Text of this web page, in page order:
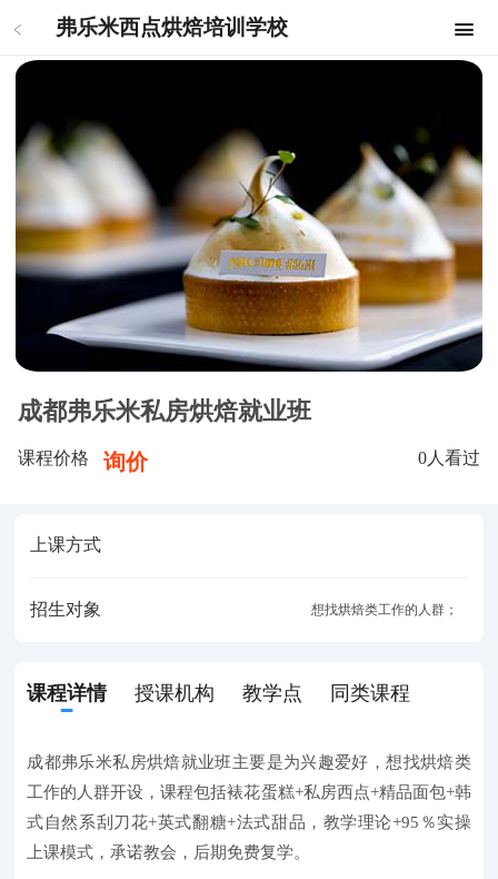
弗乐米西点烘焙培训学校
成都弗乐米私房烘焙就业班
课程价格 询价 0 人看过
上课方式
招生对象 想找烘焙类工作的人群；
课程详情 授课机构 教学点 同类课程
成都弗乐米私房烘焙就业班主要是为兴趣爱好，想找烘焙类
工作的人群开设，课程包括裱花蛋糕+私房西点+精品面包+韩
式自然系刮刀花+英式翻糖+法式甜品，教学理论+95％实操
上课模式，承诺教会，后期免费复学。